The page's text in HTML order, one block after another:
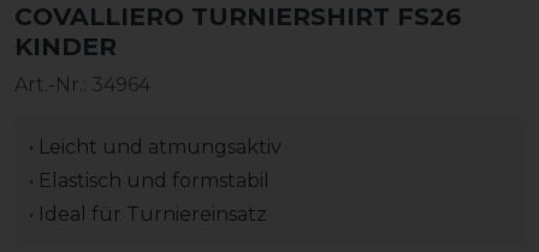
COVALLIERO TURNIERSHIRT FS26
KINDER
Art.-Nr.: 34964
• Leicht und atmungsaktiv
• Elastisch und formstabil
• Ideal für Turniereinsatz